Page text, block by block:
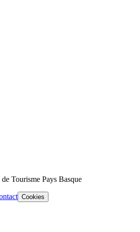
Tourisme Pays Basque
Cookies